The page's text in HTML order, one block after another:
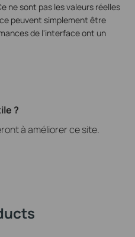
ne sont pas les valeurs réelles
peuvent simplement être
de l'interface ont un
?
à améliorer ce site.